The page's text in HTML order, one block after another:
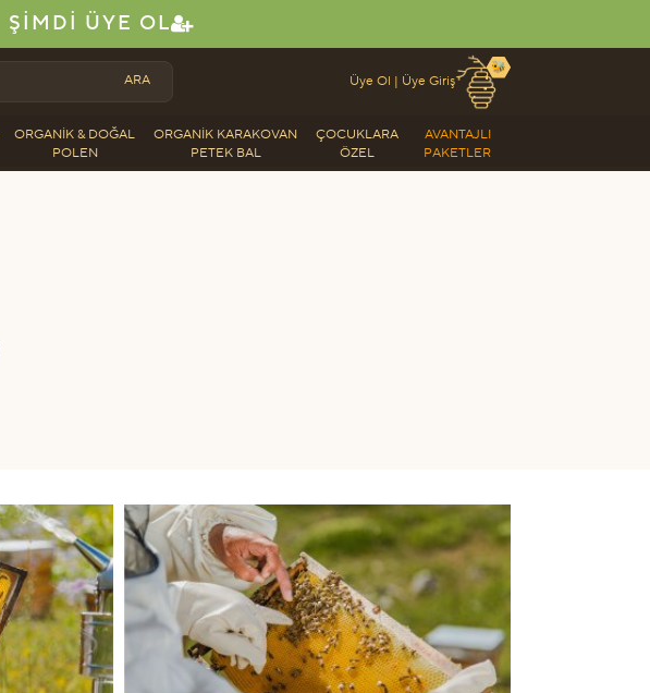
ŞIMDI ÜYE OL
ARA Üye Ol | Üye Giriş
🐝
ORGANIK & DOĞAL
POLEN
ORGANIK KARAKOVAN
PETEK BAL
ÇOCUKLARA
ÖZEL
AVANTAJLI
PAKETLER